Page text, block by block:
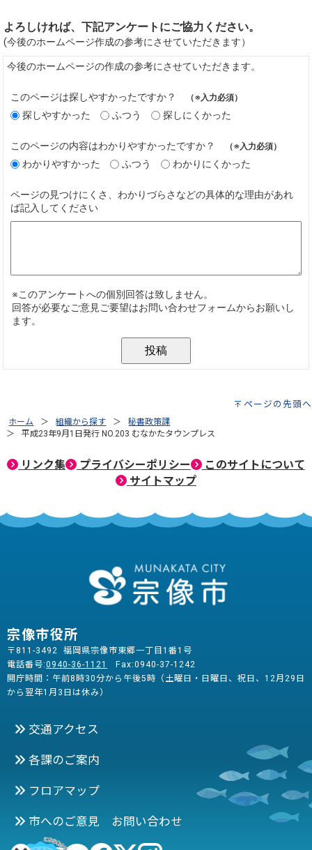
ページの先頭へ
ホーム 組織から探す
秘書政策課
平成23年9月1日発行 NO.203 むなかたタウンプレス
リンク集 プライバシーポリシー
このサイトについて
サイトマップ
宗像市役所
〒811-3492 福岡県宗像市東郷一丁目1番1号
電話番号:0940-36-1121
Fax:0940-37-1242
開庁時間：午前8時30分から午後5時（土曜日・日曜日、祝日、12月29日
から翌年1月3日は休み）
交通アクセス
各課のご案内
フロアマップ
市へのご意見 お問い合わせ